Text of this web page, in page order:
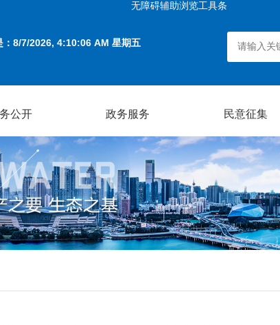
无障碍辅助浏览工具条
8/7/2026, 4:10:06 AM 星期五
公开 政务服务 民意征集